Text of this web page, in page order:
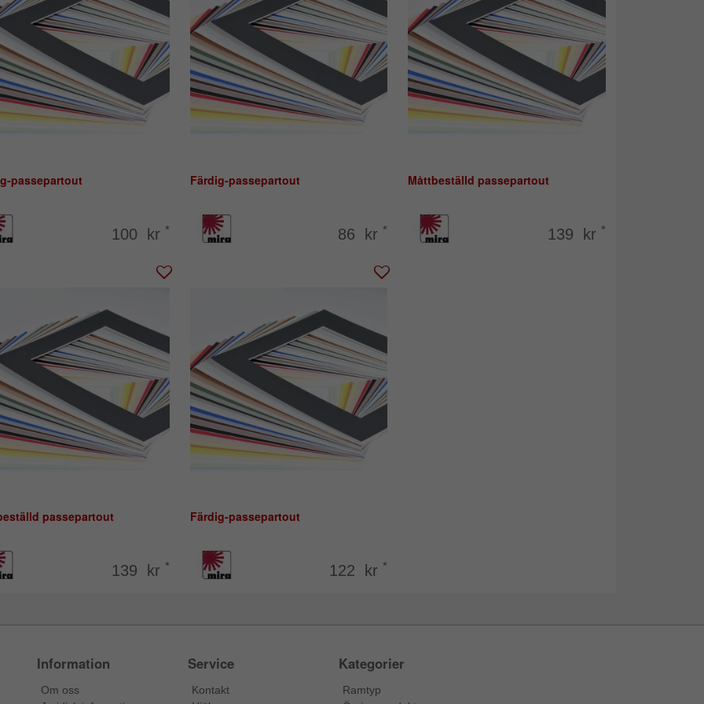
passepartout
100 kr *
Färdig-passepartout
86 kr *
Måttbeställd passepartout
139 kr *
passepartout
139 kr *
Färdig-passepartout
122 kr *
Information
Om oss
Service
Kontakt
Kategorier
Ramtyp